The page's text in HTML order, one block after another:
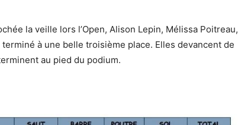
la veille lors l’Open, Alison Lepin, Mélissa Poitreau,
à une belle troisième place. Elles devancent de
au pied du podium.